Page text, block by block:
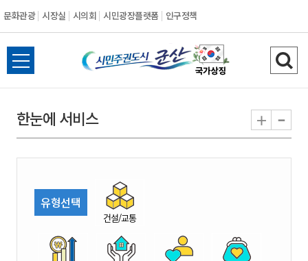
문화관광 시장실 시의회 시민광장플랫폼 인구정책
시
민
권
시
전
체
뉴
열
검
색
기
한눈에 서비스 + -
유형선택
건설/교통